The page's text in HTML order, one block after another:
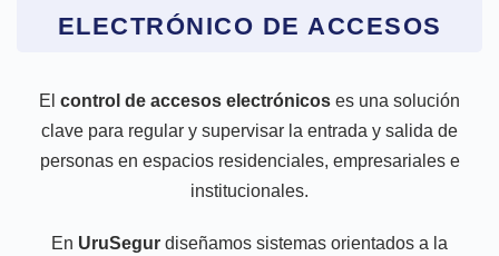
ELECTRÓNICO DE ACCESOS
El control de accesos electrónicos es una solución
clave para regular y supervisar la entrada y salida de
personas en espacios residenciales, empresariales e
institucionales.
En UruSegur diseñamos sistemas orientados a la